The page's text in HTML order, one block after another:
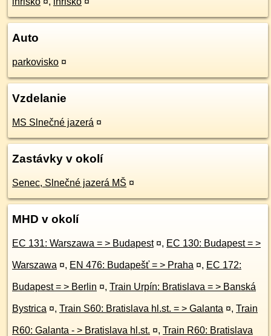
Auto
parkovisko ¤
Vzdelanie
MS Slnečné jazerá ¤
Zastávky v okolí
Senec, Slnečné jazerá MŠ ¤
MHD v okolí
EC 131: Warszawa = > Budapest ¤, EC 130: Budapest = >
Warszawa ¤, EN 476: Budapešť = > Praha ¤, EC 172:
Budapest = > Berlin ¤, Train Urpín: Bratislava = > Banská
Bystrica ¤, Train S60: Bratislava hl.st. = > Galanta ¤, Train
R60: Galanta - > Bratislava hl.st. ¤, Train R60: Bratislava